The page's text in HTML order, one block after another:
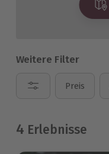
Weitere Filter
Preis
4 Erlebnisse